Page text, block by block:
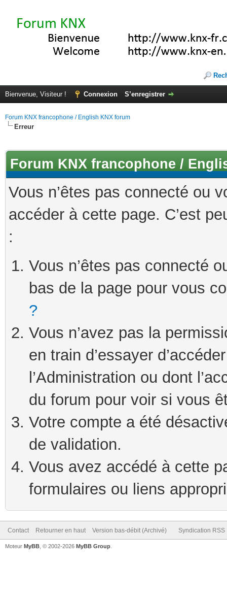
Bienvenue, Visiteur ! Connexion S’enregistrer
Forum KNX francophone / English KNX forum
Erreur
Forum KNX francophone /
Vous n’êtes pas connecté ou
accéder à cette page. C’est
:
Vous n’êtes pas connecté
bas de la page pour vous
?
Vous n’avez pas la
en train d’essayer
l’Administration ou dont
du forum pour voir si vous
Votre compte a été
de validation.
Vous avez accédé à cette
formulaires ou liens
Contact Retourner en haut Version bas-débit (Archivé) Syndication RSS
Moteur MyBB , © 2002-2026 MyBB Group